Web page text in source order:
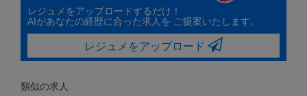
レジュメをアップロードするだけ！
AIがあなたの経歴に合った求人を ご提案いたします。
レジュメをアップロード
類似の求人